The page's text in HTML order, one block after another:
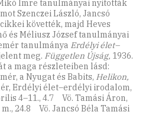
Imre tanulmányai nyitották
Szenczei László, Jancsó
követték, majd Heves
és Méliusz József tanulmányai
tanulmánya Erdélyi élet–
meg. Független Újság, 1936.
a maga részleteiben lásd:
a Nyugat és Babits, Helikon,
Erdélyi élet–erdélyi irodalom,
4–11., 4.7 Vö. Tamási Áron,
m., 24.8 Vö. Jancsó Béla Tamási